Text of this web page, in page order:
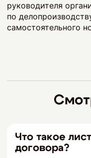
руководителя
по
самостоятельного
Что такое
договора?